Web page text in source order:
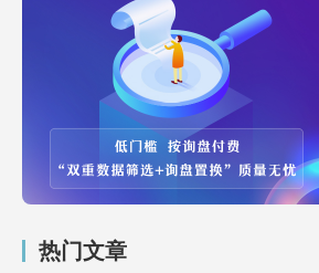
热门文章